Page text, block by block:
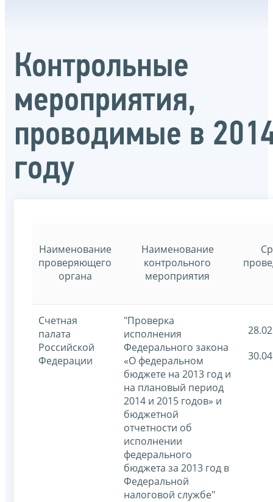
Контрольные
мероприятия,
проводимые в
году
Наименование
проверяющего
органа
Наименование
контрольного
мероприятия
Счетная
палата
Российской
Федерации
"Проверка
исполнения
Федерального закона
«О федеральном
бюджете на 2013 год и
на плановый период
2014 и 2015 годов» и
бюджетной
отчетности об
исполнении
федерального
бюджета за 2013 год в
Федеральной
налоговой службе"